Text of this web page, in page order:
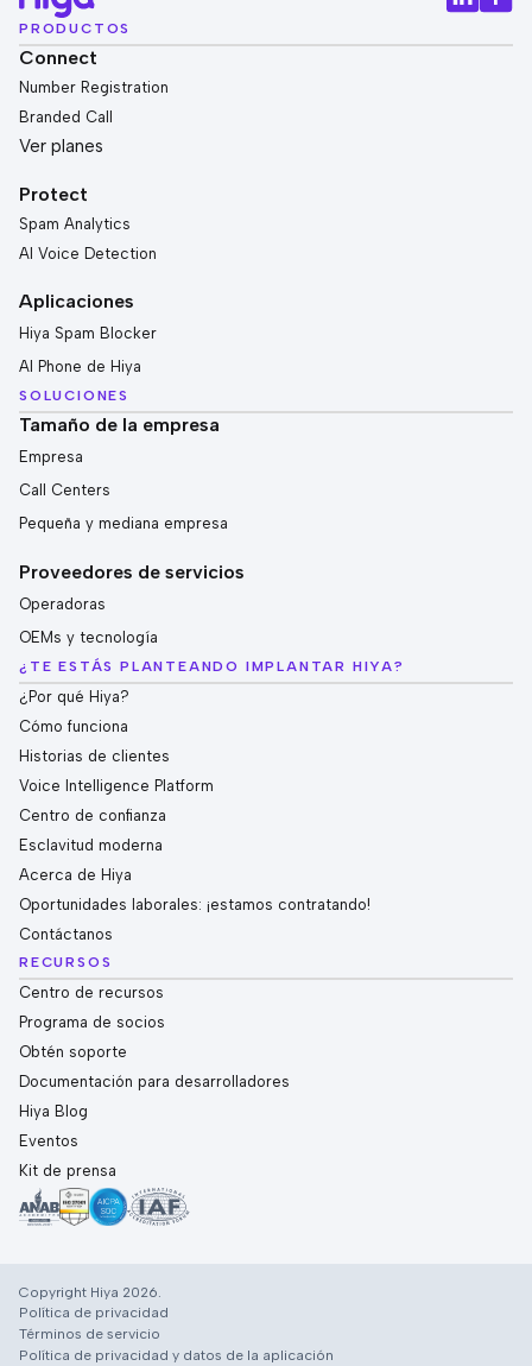
PRODUCTOS
Connect
Number Registration
Branded Call
Ver planes
Protect
Spam Analytics
AI Voice Detection
Aplicaciones
Hiya Spam Blocker
AI Phone de Hiya
SOLUCIONES
Tamaño de la empresa
Empresa
Call Centers
Pequeña y mediana empresa
Proveedores de servicios
Operadoras
OEMs y tecnología
¿TE ESTÁS PLANTEANDO IMPLANTAR HIYA?
¿Por qué Hiya?
Cómo funciona
Historias de clientes
Voice Intelligence Platform
Centro de confianza
Esclavitud moderna
Acerca de Hiya
Oportunidades laborales: ¡estamos contratando!
Contáctanos
RECURSOS
Centro de recursos
Programa de socios
Obtén soporte
Documentación para desarrolladores
Hiya Blog
Eventos
Kit de prensa
Copyright Hiya 2026.
Política de privacidad
Términos de servicio
Política de privacidad y datos de la aplicación